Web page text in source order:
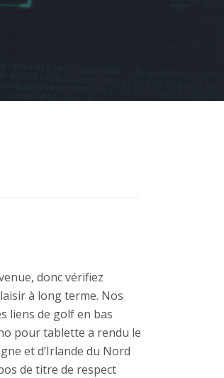
donc vérifiez
à long terme. Nos
liens de golf en bas
pour tablette a rendu le
et d’Irlande du Nord
de titre de respect